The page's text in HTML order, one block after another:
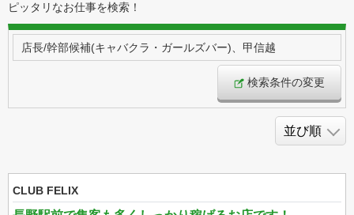
ピッタリなお仕事を検索！
店長/幹部候補(キャバクラ・ガールズバー)、甲信越
検索条件の変更
CLUB FELIX